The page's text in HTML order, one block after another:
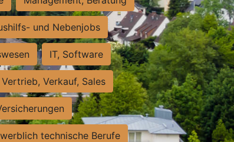
und Nebenjobs
IT, Software
Vertrieb, Verkauf, Sales
technische Berufe